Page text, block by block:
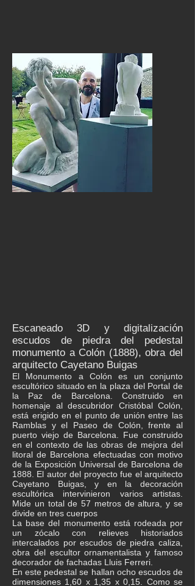
Escaneado 3D y digitalización
escudos de piedra del pedestal
monumento a Colón (1888), obra del
arquitecto Cayetano Buigas
El Monumento a Colón es un conjunto
escultórico situado en la plaza del Portal de
la Paz de Barcelona. Construido en
homenaje al descubridor Cristóbal Colón,
está erigido en el punto de unión entre las
Ramblas y el Paseo de Colón, frente al
puerto viejo de Barcelona. Fue construido
en el contexto de las obras de mejora del
litoral de Barcelona efectuadas con motivo
de la Exposición Universal de Barcelona de
1888. El autor del proyecto fue el arquitecto
Cayetano Buigas, y en la decoración
escultórica intervinieron varios artistas.
Mide un total de 57 metros de altura, y se
divide en tres cuerpos
La base del monumento está rodeada por
un zócalo con relieves historiados
intercalados por escudos de piedra caliza,
obra del escultor ornamentalista y famoso
decorador de fachadas Lluis Ferreri.
En este pedestal se hallan ocho escudos de
dimensiones 1,60 x 1,35 x 0,15. Como se